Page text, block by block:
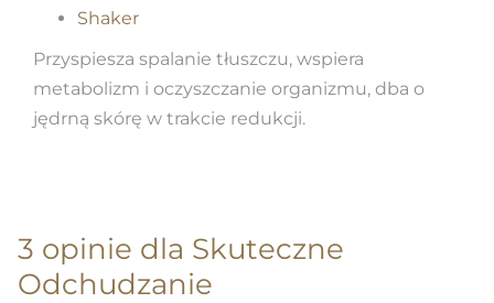
Shaker
Przyspiesza spalanie tłuszczu, wspiera
metabolizm i oczyszczanie organizmu, dba o
jędrną skórę w trakcie redukcji.
3 opinie dla Skuteczne
Odchudzanie